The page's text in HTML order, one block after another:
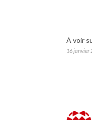
À voir
16 janvier